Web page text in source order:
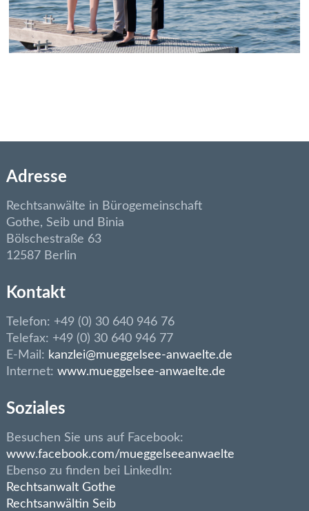
Adresse
Rechtsanwälte in Bürogemeinschaft
Gothe, Seib und Binia
Bölschestraße 63
12587 Berlin
Kontakt
Telefon: +49 (0) 30 640 946 76
Telefax: +49 (0) 30 640 946 77
E-Mail: kanzlei@mueggelsee-anwaelte.de
Internet:www.mueggelsee-anwaelte.de
Soziales
Besuchen Sie uns auf Facebook:
www.facebook.com/mueggelseeanwaelte
Ebenso zu finden bei LinkedIn:
Rechtsanwalt Gothe
Rechtsanwältin Seib